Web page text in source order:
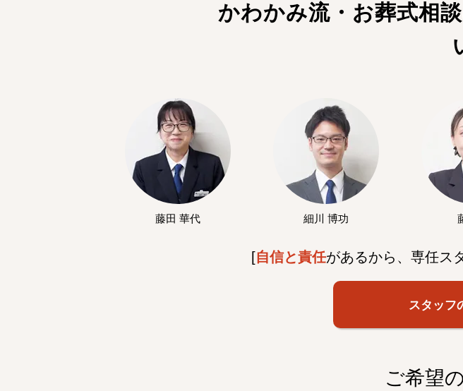
かわかみ流・お葬式相
藤田 華代 細川 博功
[自信と責任があるから、専任ス
スタッフ
ご希望